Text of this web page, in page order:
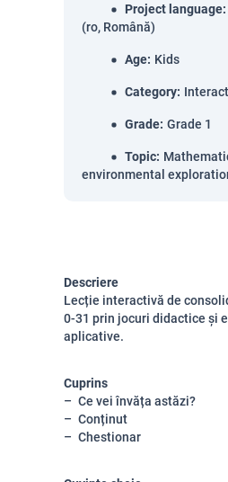
Project language:
(ro, Română)
Age: Kids
Category:
Grade: Grade 1
Topic:
environmental
Descriere
Lecție interactivă de
0-31 prin jocuri didactice și
aplicative.
Cuprins
Ce vei învăța astăzi?
Conținut
Chestionar